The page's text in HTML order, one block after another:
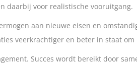
daarbij voor realistische vooruitgang.
aan nieuwe eisen en
veerkrachtiger en beter in staat
Succes wordt bereikt door